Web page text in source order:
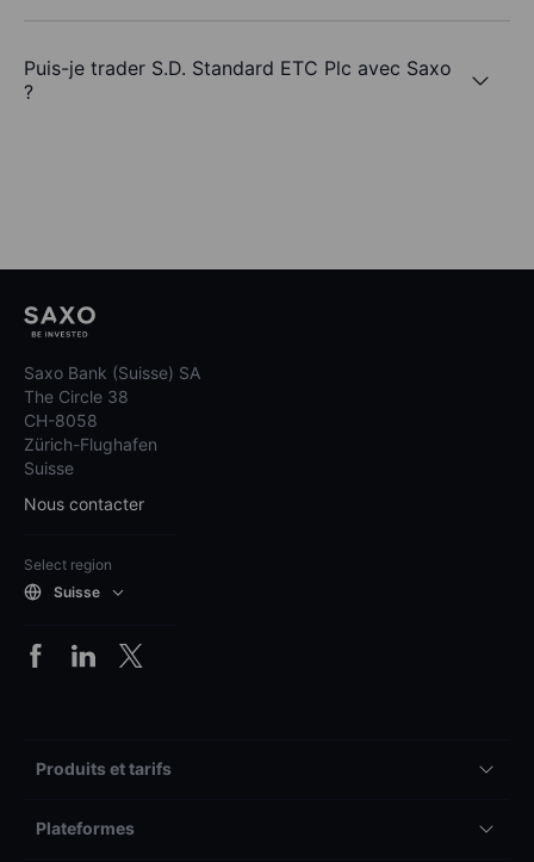
Puis-je trader S.D. Standard ETC Plc avec Saxo
?
Saxo Bank (Suisse) SA
The Circle 38
CH-8058
Zürich-Flughafen
Suisse
Nous contacter
Select region
Suisse
Produits et tarifs
Plateformes